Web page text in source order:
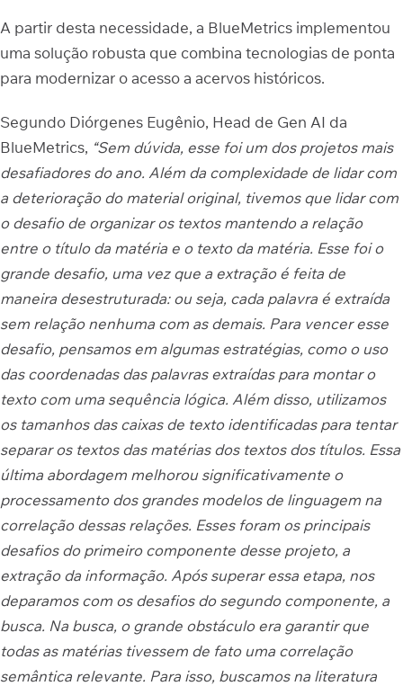
A partir desta necessidade, a BlueMetrics implementou
uma solução robusta que combina tecnologias de ponta
para modernizar o acesso a acervos históricos.
Segundo Diórgenes Eugênio, Head de Gen AI da
BlueMetrics, “Sem dúvida, esse foi um dos projetos mais
desafiadores do ano. Além da complexidade de lidar com
a deterioração do material original, tivemos que lidar com
o desafio de organizar os textos mantendo a relação
entre o título da matéria e o texto da matéria. Esse foi o
grande desafio, uma vez que a extração é feita de
maneira desestruturada: ou seja, cada palavra é extraída
sem relação nenhuma com as demais. Para vencer esse
desafio, pensamos em algumas estratégias, como o uso
das coordenadas das palavras extraídas para montar o
texto com uma sequência lógica. Além disso, utilizamos
os tamanhos das caixas de texto identificadas para tentar
separar os textos das matérias dos textos dos títulos. Essa
última abordagem melhorou significativamente o
processamento dos grandes modelos de linguagem na
correlação dessas relações. Esses foram os principais
desafios do primeiro componente desse projeto, a
extração da informação. Após superar essa etapa, nos
deparamos com os desafios do segundo componente, a
busca. Na busca, o grande obstáculo era garantir que
todas as matérias tivessem de fato uma correlação
semântica relevante. Para isso, buscamos na literatura